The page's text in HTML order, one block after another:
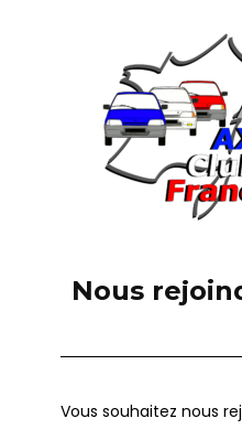
Nous
Vous souhaitez nous